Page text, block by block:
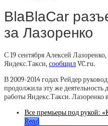
BlaBlaCar
за Лазоренко
С 19 сентября Алексей
Яндекс.Такси,сообщилVC.ru.
В 2009-2014 годах Рейдер
продолжила эту же деятельность
работы Яндекс.Такси. Лазоренко
Все премьеры под рукой:
Read